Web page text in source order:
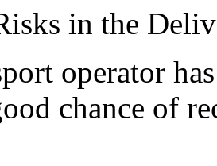
in the
operator
chance of